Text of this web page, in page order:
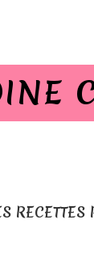
RECETTES